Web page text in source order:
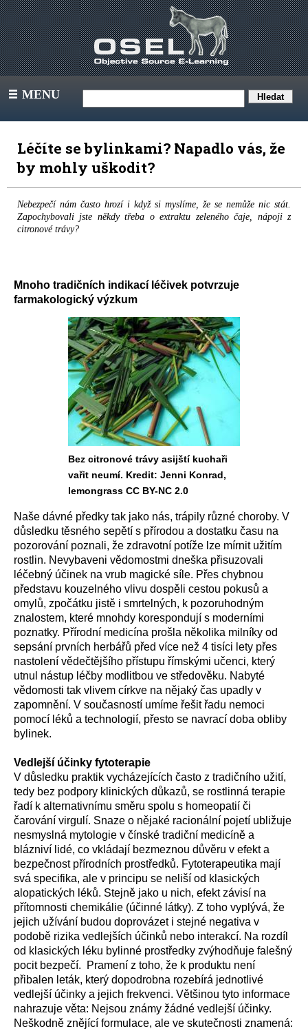
III MENU
Léčíte se bylinkami? Napadlo vás, že
by mohly uškodit?
Nebezpečí nám často hrozí i když si myslíme, že se nemůže nic stát.
Zapochybovali jste někdy třeba o extraktu zeleného čaje, nápoji z
citronové trávy?
Mnoho tradičních indikací léčivek potvrzuje
farmakologický výzkum
Bez citronové trávy asijští kuchaři
vařit neumí. Kredit: Jenni Konrad,
lemongrass CC BY-NC 2.0
Naše dávné předky tak jako nás, trápily různé choroby. V
důsledku těsného sepětí s přírodou a dostatku času na
pozorování poznali, že zdravotní potíže lze mírnit užitím
rostlin. Nevybaveni vědomostmi dneška přisuzovali
léčebný účinek na vrub magické síle. Přes chybnou
představu kouzelného vlivu dospěli cestou pokusů a
omylů, zpočátku jistě i smrtelných, k pozoruhodným
znalostem, které mnohdy korespondují s moderními
poznatky. Přírodní medicína prošla několika milníky od
sepsání prvních herbářů před více než 4 tisíci lety přes
nastolení vědečtějšího přístupu římskými učenci, který
utnul nástup léčby modlitbou ve středověku. Nabyté
vědomosti tak vlivem církve na nějaký čas upadly v
zapomnění. V současností umíme řešit řadu nemoci
pomocí léků a technologií, přesto se navrací doba obliby
bylinek.
Vedlejší účinky fytoterapie
V důsledku praktik vycházejících často z tradičního užití,
tedy bez podpory klinických důkazů, se rostlinná terapie
řadí k alternativnímu směru spolu s homeopatií či
čarování virgulí. Snaze o nějaké racionální pojetí ubližuje
nesmyslná mytologie v čínské tradiční medicíně a
blázniví lidé, co vkládají bezmeznou důvěru v efekt a
bezpečnost přírodních prostředků. Fytoterapeutika mají
svá specifika, ale v principu se neliší od klasických
alopatických léků. Stejně jako u nich, efekt závisí na
přítomnosti chemikálie (účinné látky). Z toho vyplývá, že
jejich užívání budou doprovázet i stejné negativa v
podobě rizika vedlejších účinků nebo interakcí. Na rozdíl
od klasických léku bylinné prostředky zvýhodňuje falešný
pocit bezpečí. Pramení z toho, že k produktu není
přibalen leták, který dopodrobna rozebírá jednotlivé
vedlejší účinky a jejich frekvenci. Většinou tyto informace
nahrazuje věta: Nejsou známy žádné vedlejší účinky.
Neškodně znějící formulace, ale ve skutečnosti znamená: